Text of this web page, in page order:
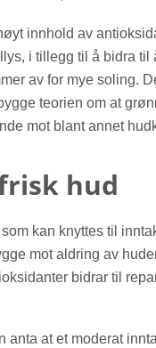
innhold av
i tillegg til å bidra til
av for mye soling.
teorien om at
mot blant annet
hud
kan knyttes til
mot aldring av
bidrar til
anta at et moderat